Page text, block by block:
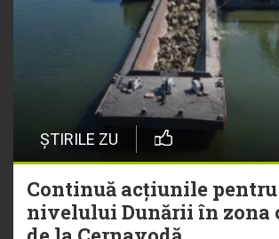
ȘTIRILE ZU
Continuă acțiunile pentru
nivelului Dunării în zona